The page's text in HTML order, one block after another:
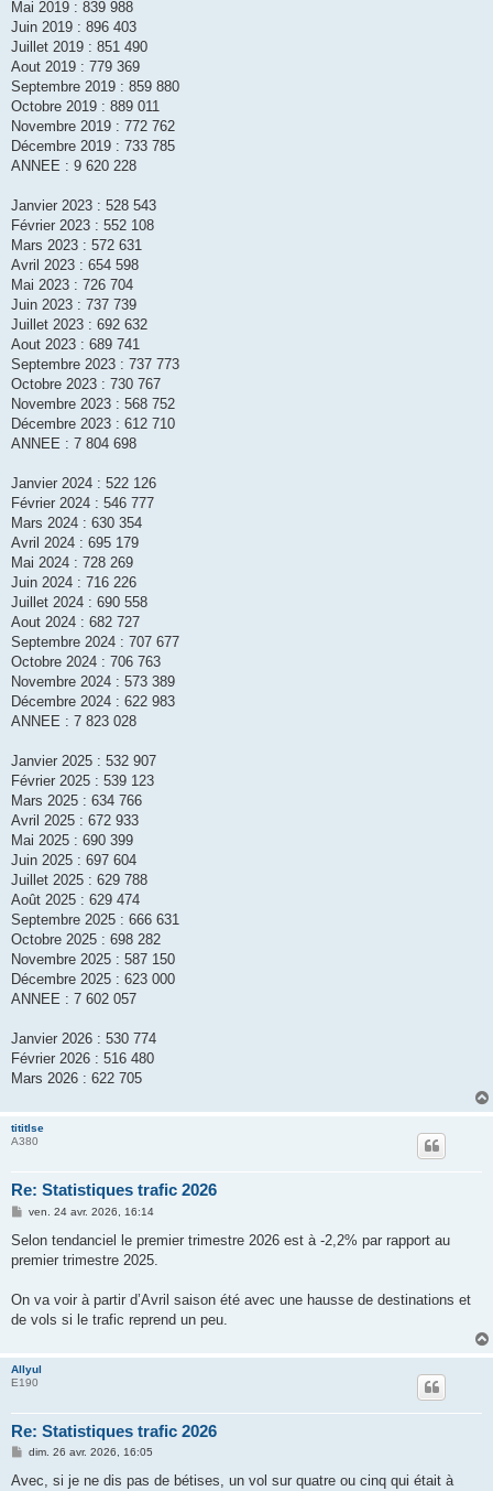
Mai 2019 : 839 988
Juin 2019 : 896 403
Juillet 2019 : 851 490
Aout 2019 : 779 369
Septembre 2019 : 859 880
Octobre 2019 : 889 011
Novembre 2019 : 772 762
Décembre 2019 : 733 785
ANNEE : 9 620 228
Janvier 2023 : 528 543
Février 2023 : 552 108
Mars 2023 : 572 631
Avril 2023 : 654 598
Mai 2023 : 726 704
Juin 2023 : 737 739
Juillet 2023 : 692 632
Aout 2023 : 689 741
Septembre 2023 : 737 773
Octobre 2023 : 730 767
Novembre 2023 : 568 752
Décembre 2023 : 612 710
ANNEE : 7 804 698
Janvier 2024 : 522 126
Février 2024 : 546 777
Mars 2024 : 630 354
Avril 2024 : 695 179
Mai 2024 : 728 269
Juin 2024 : 716 226
Juillet 2024 : 690 558
Aout 2024 : 682 727
Septembre 2024 : 707 677
Octobre 2024 : 706 763
Novembre 2024 : 573 389
Décembre 2024 : 622 983
ANNEE : 7 823 028
Janvier 2025 : 532 907
Février 2025 : 539 123
Mars 2025 : 634 766
Avril 2025 : 672 933
Mai 2025 : 690 399
Juin 2025 : 697 604
Juillet 2025 : 629 788
Août 2025 : 629 474
Septembre 2025 : 666 631
Octobre 2025 : 698 282
Novembre 2025 : 587 150
Décembre 2025 : 623 000
ANNEE : 7 602 057
Janvier 2026 : 530 774
Février 2026 : 516 480
Mars 2026 : 622 705
tititlse
A380
Re: Statistiques trafic 2026
M
s
a
ven. 24 avr. 2026, 16:14
Selon tendanciel le premier trimestre 2026 est à -2,2% par rapport au
premier trimestre 2025.
On va voir à partir d’Avril saison été avec une hausse de destinations et
de vols si le trafic reprend un peu.
Allyul
E190
Re: Statistiques trafic 2026
M
s
dim. 26 avr. 2026, 16:05
Avec, si je ne dis pas de bétises, un vol sur quatre ou cinq qui était à